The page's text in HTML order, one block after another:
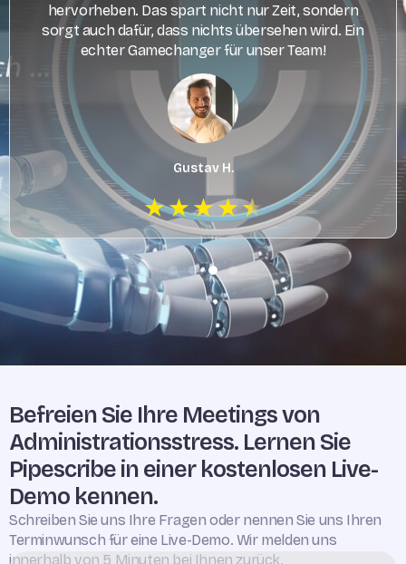
hervorheben. Das spart nicht nur Zeit, sondern
sorgt auch dafür, dass nichts übersehen wird. Ein
echter Gamechanger für unser Team!
Gustav H.
Befreien Sie Ihre Meetings von
Administrationsstress. Lernen Sie
Pipescribe in einer kostenlosen Live-
Demo kennen.
Schreiben Sie uns Ihre Fragen oder nennen Sie uns Ihren
Terminwunsch für eine Live-Demo. Wir melden uns
innerhalb von 5 Minuten bei Ihnen zurück.